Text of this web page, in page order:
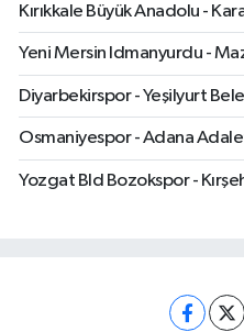
Kırıkkale Büyük Anadolu -
Yeni Mersin Idmanyurdu -
Diyarbekirspor - Yeşilyurt
Osmaniyespor - Adana
Yozgat Bld Bozokspor -